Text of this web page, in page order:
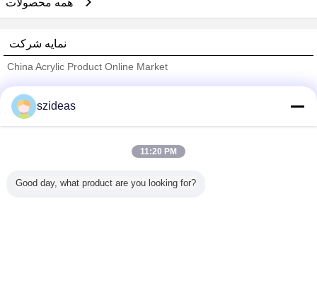
نمایه شرکت
China Acrylic Product Online Market
Trust Seal
همه محصولات
szideas
11:20 PM
Good day, what product are you looking for?